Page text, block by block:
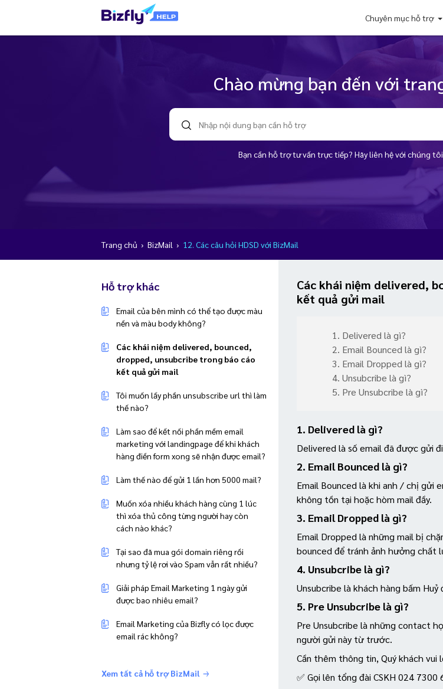
Chuyên mục hỗ trợ
Chào mừng bạn đến với
Bạn cần hỗ trợ tư vấn trực tiếp? Hãy liên hệ với chúng
Trang chủ › BizMail › 12. Các câu hỏi HDSD với BizMail
Hỗ trợ khác
Email của bên mình có thể tạo được màu
nền và màu body không?
Các khái niệm delivered, bounced,
dropped, unsubcribe trong báo cáo
kết quả gửi mail
Tôi muốn lấy phần unsubscribe url thì làm
thế nào?
Làm sao để kết nối phần mềm email
marketing với landingpage để khi khách
hàng điền form xong sẽ nhận được email?
Làm thế nào để gửi 1 lần hơn 5000 mail?
Muốn xóa nhiều khách hàng cùng 1 lúc
thì xóa thủ công từng người hay còn
cách nào khác?
Tại sao đã mua gói domain riêng rồi
nhưng tỷ lệ rơi vào Spam vẫn rất nhiều?
Giải pháp Email Marketing 1 ngày gửi
được bao nhiêu email?
Email Marketing của Bizfly có lọc được
email rác không?
Xem tất cả hỗ trợ BizMail
Các khái niệm delivered,
kết quả gửi mail
1. Delivered là gì?
2. Email Bounced là gì?
3. Email Dropped là gì?
4. Unsubcribe là gì?
5. Pre Unsubcribe là gì?
1. Delivered là gì?
Delivered là số email đã được gửi
2. Email Bounced là gì?
Email Bounced là khi anh / chị gửi
không tồn tại hoặc hòm mail đầy.
3. Email Dropped là gì?
Email Dropped là những mail bị
bounced để tránh ảnh hưởng chất
4. Unsubcribe là gì?
Unsubcribe là khách hàng bấm
5. Pre Unsubcribe là gì?
Pre Unsubcribe là những contact
người gửi này từ trước.
Cần thêm thông tin, Quý khách vui
✅ Gọi lên tổng đài CSKH 024 7300